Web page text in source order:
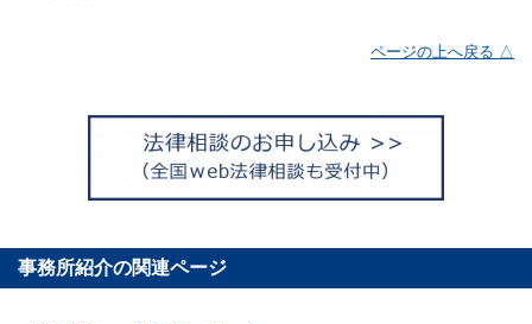
ページの上へ戻る △
事務所紹介の関連ページ